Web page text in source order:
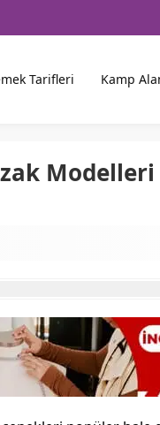
Tarifleri Kamp
Modelleri